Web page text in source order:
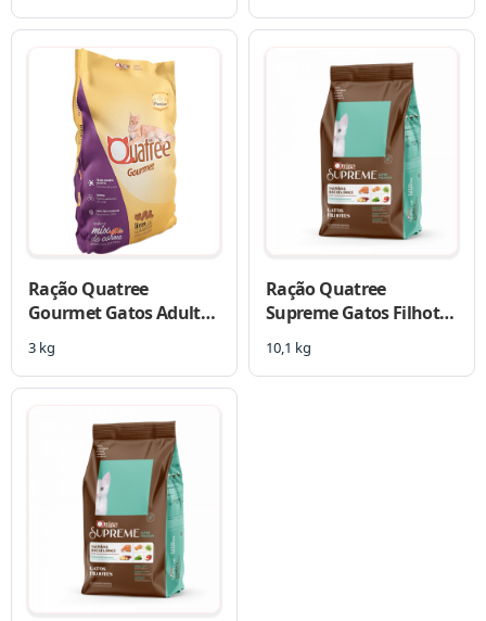
Ração Quatree
Gourmet Gatos Adultos
Mix De Carnes
3 kg
Ração Quatree
Supreme Gatos Filhotes
Salmão e Batata Doce
10,1 kg